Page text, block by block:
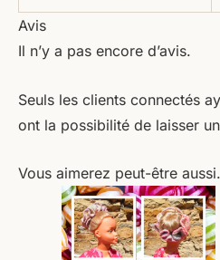
Avis
Il n’y a pas encore d’avis.
Seuls les clients connectés
ont la possibilité de laisser
Vous aimerez peut-être
Ce
a